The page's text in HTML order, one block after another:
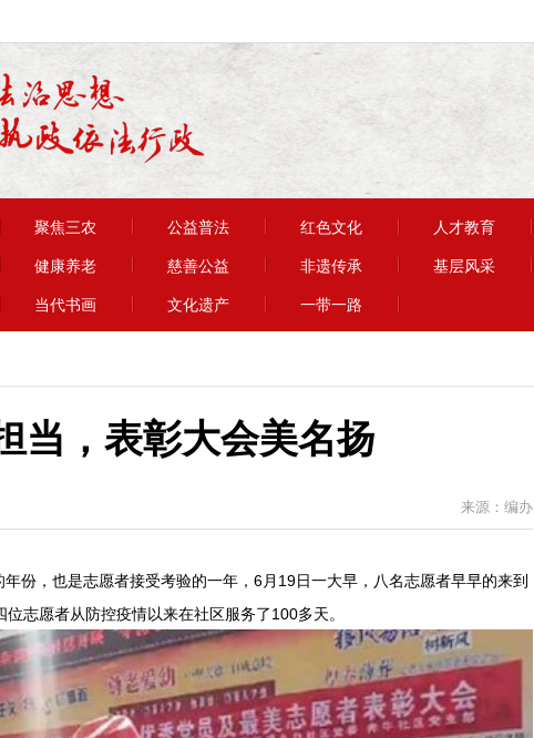
聚焦三农 公益普法 红色文化 人才教育
健康养老 慈善公益 非遗传承 基层风采
当代书画 文化遗产 一带一路
当，表彰大会美名扬
来源：编办
份，也是志愿者接受考验的一年，6月19日一大早，八名志愿者早早的来到
志愿者从防控疫情以来在社区服务了100多天。